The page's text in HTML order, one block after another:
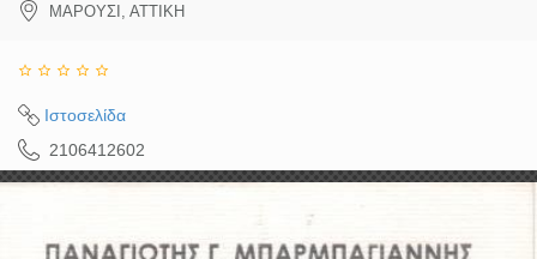
ΜΑΡΟΥΣΙ , ΑΤΤΙΚΗ
Ιστοσελίδα
2106412602